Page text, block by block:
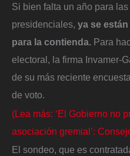
Si bien falta un año para
presidenciales, ya se
para la contienda. Para
electoral, la firma Invamer-
de su más reciente
de voto.
(Lea más: ‘El Gobierno no
asociación gremial’:
El sondeo, que es